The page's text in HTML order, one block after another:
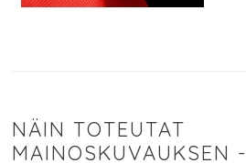
NÄIN TOTEUTAT
MAINOSKUVAUKSEN -